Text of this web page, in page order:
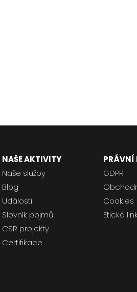
NAŠE AKTIVITY
Naše služby
Blog
Události
Slovník pojmů
CSR projekty
Certifikace
PRÁVNÍ
GDPR
Cookies
Etická